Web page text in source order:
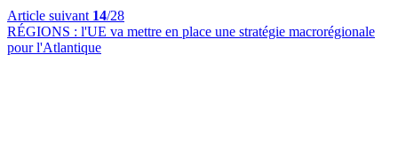
Article suivant 14/28
RÉGIONS : l'UE va mettre en place une stratégie macrorégionale
pour l'Atlantique